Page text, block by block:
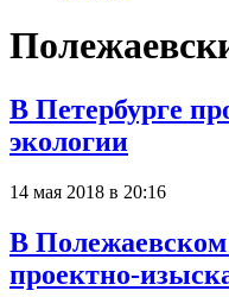
В Петербурге
экологии
14 мая 2018 в 20:16
В Полежаевском
проектно-